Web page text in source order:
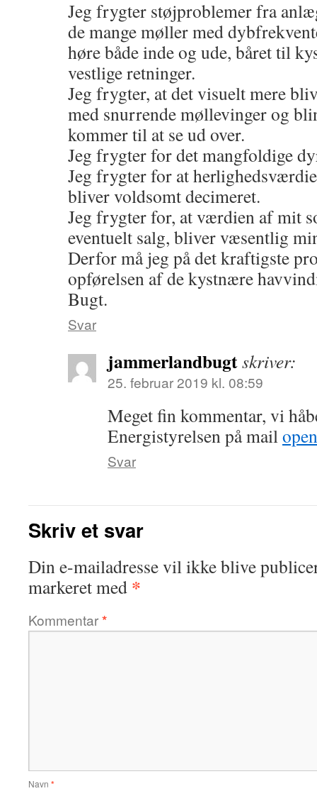
Jeg frygter støjproblemer fra
de mange møller med
høre både inde og ude, båret til
vestlige retninger.
Jeg frygter, at det visuelt mere
med snurrende møllevinger og
kommer til at se ud over.
Jeg frygter for det mangfoldige
Jeg frygter for at
bliver voldsomt decimeret.
Jeg frygter for, at værdien af mit
eventuelt salg, bliver væsentlig
Derfor må jeg på det kraftigste
opførelsen af de kystnære
Bugt.
Svar
jammerlandbugtskriver:
25. februar 2019 kl. 08:59
Meget fin kommentar, vi
Energistyrelsen på mail
Svar
Skriv et svar
Din e-mailadresse vil ikke blive
markeret med *
Kommentar*
Navn *